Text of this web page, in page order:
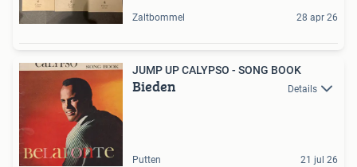
Zaltbommel 28 apr 26
JUMP UP CALYPSO - SONG BOOK
Bieden Details
Putten 21 jul 26